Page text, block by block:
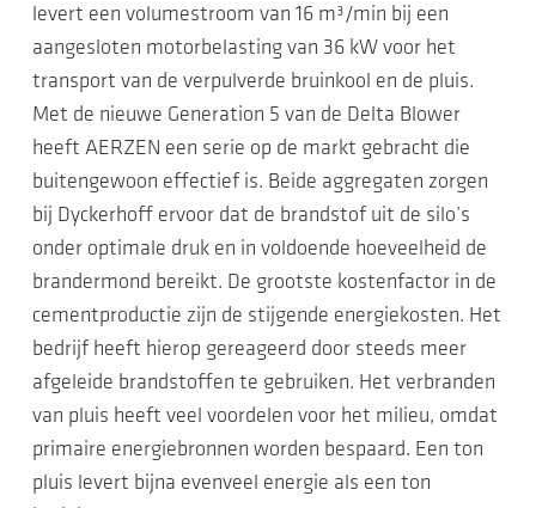
levert een volumestroom van 16 m³/min bij een
aangesloten motorbelasting van 36 kW voor het
transport van de verpulverde bruinkool en de pluis.
Met de nieuwe Generation 5 van de Delta Blower
heeft AERZEN een serie op de markt gebracht die
buitengewoon effectief is. Beide aggregaten zorgen
bij Dyckerhoff ervoor dat de brandstof uit de silo’s
onder optimale druk en in voldoende hoeveelheid de
brandermond bereikt. De grootste kostenfactor in de
cementproductie zijn de stijgende energiekosten. Het
bedrijf heeft hierop gereageerd door steeds meer
afgeleide brandstoffen te gebruiken. Het verbranden
van pluis heeft veel voordelen voor het milieu, omdat
primaire energiebronnen worden bespaard. Een ton
pluis levert bijna evenveel energie als een ton